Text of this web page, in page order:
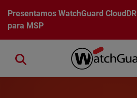
Pasar al contenido principal
PresentamosWatchGuard CloudDR
para MSP
Close search